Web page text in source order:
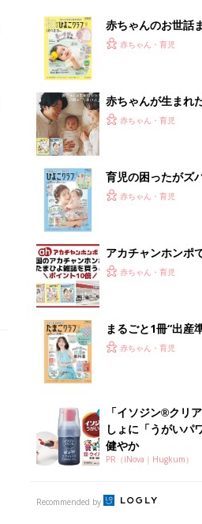
赤ちゃんのお世話
てのひよこクラブ
赤ちゃん・育児
赤ちゃんが生まれ
ひよ」
赤ちゃん・育児
育児の困ったがズ
『ひよこクラブ
赤ちゃん・育児
アカチャンホンポ
うとポイント10倍
赤ちゃん・育児
まるごと1冊“出産
クラブ 夏号』〈ス
赤ちゃん・育児
「イソジン®クリ
しょに「うがいパ
健やか
PR（iNova｜Hugkum）
Recommended by